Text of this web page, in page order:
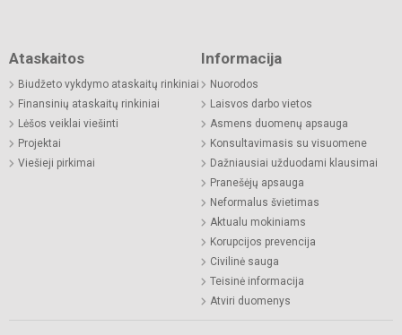
Ataskaitos
Biudžeto vykdymo ataskaitų rinkiniai
Finansinių ataskaitų rinkiniai
Lėšos veiklai viešinti
Projektai
Viešieji pirkimai
Informacija
Nuorodos
Laisvos darbo vietos
Asmens duomenų apsauga
Konsultavimasis su visuomene
Dažniausiai užduodami klausimai
Pranešėjų apsauga
Neformalus švietimas
Aktualu mokiniams
Korupcijos prevencija
Civilinė sauga
Teisinė informacija
Atviri duomenys